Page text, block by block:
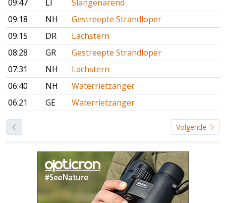
09:47
LI
Slangenarend
09:18
NH
Gestreepte Strandloper
09:15
DR
Lachstern
08:28
GR
Gestreepte Strandloper
07:31
NH
Lachstern
06:40
NH
Waterrietzanger
06:21
GE Waterrietzanger
Volgende